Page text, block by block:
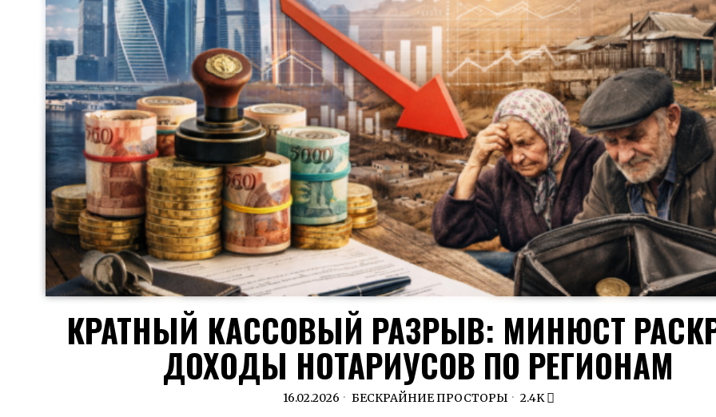
КРАТНЫЙ КАССОВЫЙ РАЗРЫВ: МИНЮСТ
ДОХОДЫ НОТАРИУСОВ ПО РЕГИОНАМ
16.02.2026 БЕСКРАЙНИЕ ПРОСТОРЫ 2.4K